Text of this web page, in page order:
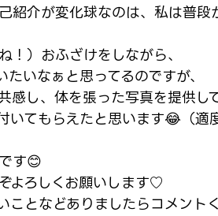
紹介が変化球なのは、私は普
！）おふざけをしながら、
たいなぁと思ってるのですが、
感し、体を張った写真を提供し
いてもらえたと思います😂（適
す😊
よろしくお願いします♡
ことなどありましたらコメント